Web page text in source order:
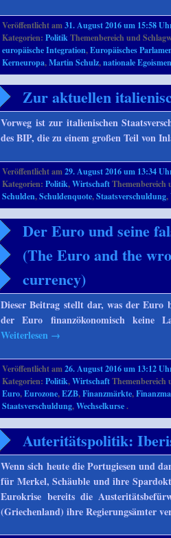
Veröffentlicht am31. August 2016 um 15:58
Kategorien:PolitikThemenbereich und
europäische Integration,Europäisches
Kerneuropa,Martin Schulz,nationale
Zur aktuellen
Vorweg ist zur italienischen
des BIP, die zu einem großen Teil von
Veröffentlicht am29. August 2016 um 13:34
Kategorien:Politik,Wirtschaft
Schulden,Schuldenquote,Staatsverschuldung,
Der Euro und seine
(The Euro and the
currency)
Dieser Beitrag stellt dar, was der Euro
der Euro finanzökonomisch keine
Weiterlesen →
Veröffentlicht am26. August 2016 um 13:12
Kategorien:Politik,Wirtschaft
Euro,Eurozone,EZB,Finanzmärkte,
Staatsverschuldung,Wechselkurse.
Auteritätspolitik:
Wenn sich heute die Portugiesen und
für Merkel, Schäuble und ihre
Eurokrise bereits die
(Griechenland) ihre Regierungsämter